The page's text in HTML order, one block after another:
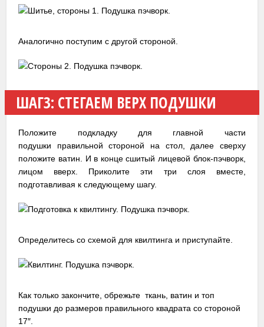
Аналогично поступим с другой стороной.
ШАГ3: СТЕГАЕМ ВЕРХ ПОДУШКИ
Положите подкладку для главной части
подушки правильной стороной на стол, далее сверху
положите ватин. И в конце сшитый лицевой блок-пэчворк,
лицом вверх. Приколите эти три слоя вместе,
подготавливая к следующему шагу.
Определитесь со схемой для квилтинга и приступайте.
Как только закончите, обрежьте ткань, ватин и топ
подушки до размеров правильного квадрата со стороной
17″.